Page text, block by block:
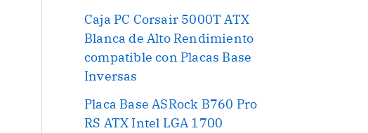
Caja PC Corsair 5000T ATX
Blanca de Alto Rendimiento
compatible con Placas Base
Inversas
Placa Base ASRock B760 Pro
RS ATX Intel LGA 1700